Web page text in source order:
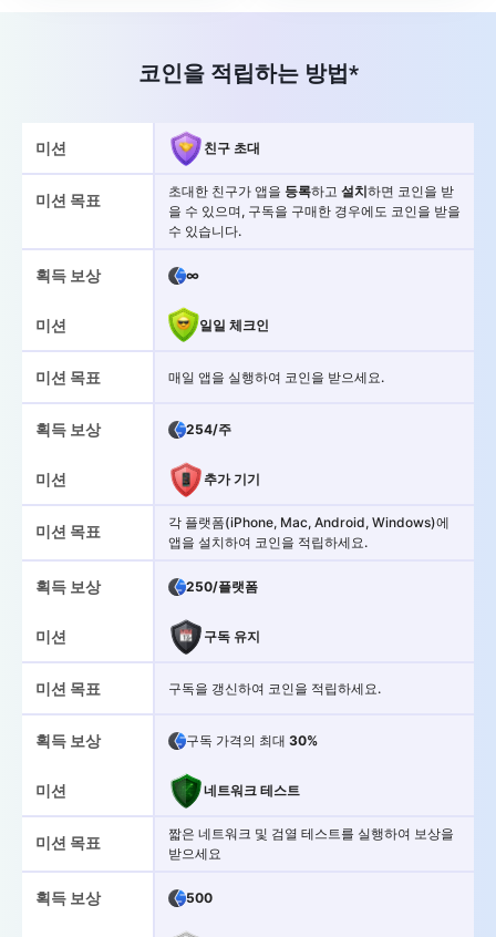
코인을 적립하는 방법*
미션 친구 초대
미션 목표 초대한 친구가 앱을 등록하고 설치하면 코인을 받
을 수 있으며, 구독을 구매한 경우에도 코인을 받을
수 있습니다.
획득 보상 ∞
미션 일일 체크인
미션 목표 매일 앱을 실행하여 코인을 받으세요.
획득 보상 254/주
미션 추가 기기
미션 목표
각 플랫폼(iPhone, Mac, Android, Windows)에
앱을 설치하여 코인을 적립하세요.
획득 보상 250/플랫폼
미션 구독 유지
미션 목표 구독을 갱신하여 코인을 적립하세요.
획득 보상 구독 가격의 최대 30%
미션 네트워크 테스트
미션 목표
짧은 네트워크 및 검열 테스트를 실행하여 보상을
받으세요
획득 보상 500